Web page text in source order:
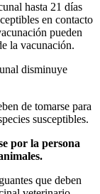
hasta 21 días
en contacto
pueden
la vacunación.
disminuye
de tomarse para
susceptibles.
por la persona
que deben